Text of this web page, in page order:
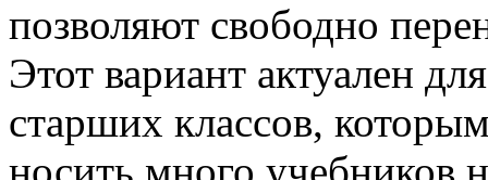
позволяют свободно
Этот вариант актуален
старших классов,